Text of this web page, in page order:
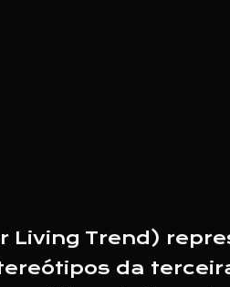
Living Trend)
da